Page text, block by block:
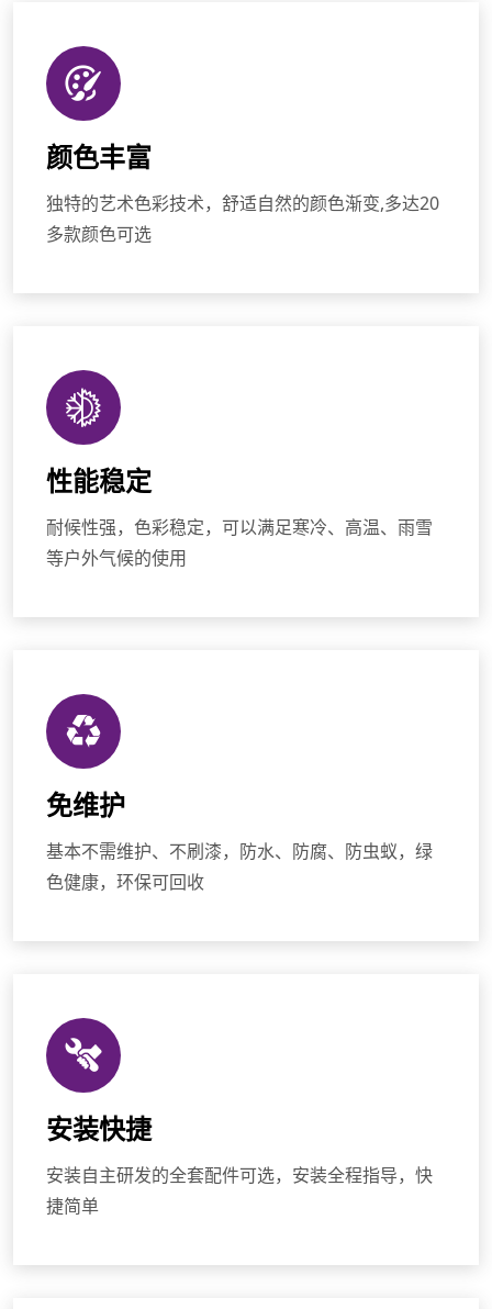
颜色丰富
独特的艺术色彩技术，舒适自然的颜色渐变,多达20
多款颜色可选
性能稳定
耐候性强，色彩稳定，可以满足寒冷、高温、雨雪
等户外气候的使用
免维护
基本不需维护、不刷漆，防水、防腐、防虫蚁，绿
色健康，环保可回收
安装快捷
安装自主研发的全套配件可选，安装全程指导，快
捷简单